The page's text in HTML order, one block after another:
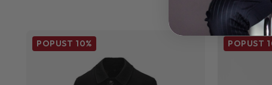
POPUST 10% POPUST